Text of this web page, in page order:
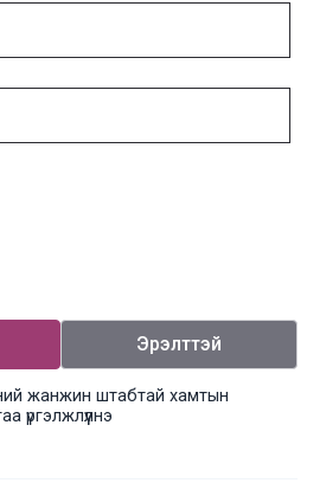
Эрэлттэй
жанжин штабтай хамтын
үргэлжлүүлнэ